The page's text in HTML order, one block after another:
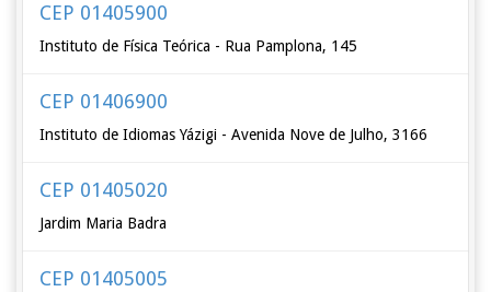
CEP 01405900
Instituto de Física Teórica - Rua Pamplona, 145
CEP 01406900
Instituto de Idiomas Yázigi - Avenida Nove de Julho, 3166
CEP 01405020
Jardim Maria Badra
CEP 01405005